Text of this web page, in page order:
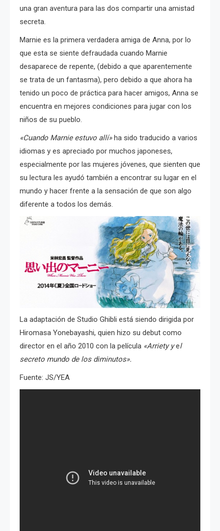
una gran aventura para las dos compartir una amistad
secreta.
Marnie es la primera verdadera amiga de Anna, por lo
que esta se siente defraudada cuando Marnie
desaparece de repente, (debido a que aparentemente
se trata de un fantasma), pero debido a que ahora ha
tenido un poco de práctica para hacer amigos, Anna se
encuentra en mejores condiciones para jugar con los
niños de su pueblo.
«Cuando Marnie estuvo allí»ha sido traducido a varios
idiomas y es apreciado por muchos japoneses,
especialmente por las mujeres jóvenes, que sienten que
su lectura les ayudó también a encontrar su lugar en el
mundo y hacer frente a la sensación de que son algo
diferente a todos los demás.
La adaptación de Studio Ghibli está siendo dirigida por
Hiromasa Yonebayashi, quien hizo su debut como
director en el año 2010 con la película «Arriety yel
secreto mundo de los diminutos».
Fuente: JS/YEA